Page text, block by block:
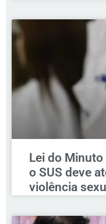
Lei do
o SUS deve
violência